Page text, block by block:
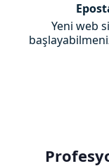
Yeni web